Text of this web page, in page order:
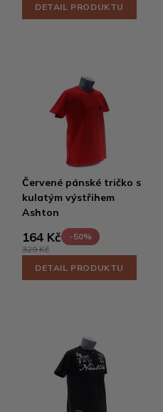
DETAIL PRODUKTU
Červené pánské tričko s
kulatým výstřihem
Ashton
164 Kč
-50%
329 Kč
DETAIL PRODUKTU